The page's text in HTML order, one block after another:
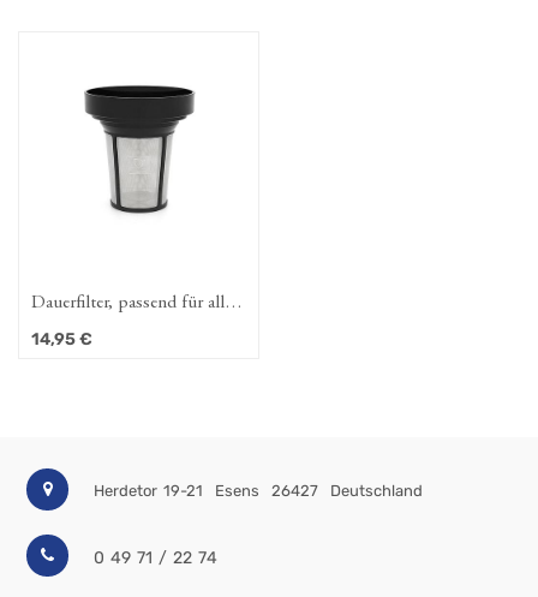
Dauerfilter, passend für alle
Duet-Teekannen
14,95€
Herdetor 19-21 Esens 26427 Deutschland
0 49 71 / 22 74